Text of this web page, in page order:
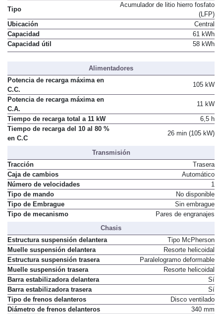
Tipo
Acumulador de litio hierro fosfato
(LFP)
Ubicación
Central
Capacidad
61 kWh
Capacidad útil
58 kWh
Alimentadores
Potencia de recarga máxima en
C.C.
105 kW
Potencia de recarga máxima en
C.A.
11 kW
Tiempo de recarga total a 11 kW
6,5 h
Tiempo de recarga del 10 al 80 %
en C.C
26 min (105 kW)
Transmisión
Tracción
Trasera
Caja de cambios
Automático
Número de velocidades
1
Tipo de mando
No disponible
Tipo de Embrague
Sin embrague
Tipo de mecanismo
Pares de engranajes
Chasis
Estructura suspensión delantera
Tipo McPherson
Muelle suspensión delantera
Resorte helicoidal
Estructura suspensión trasera
Paralelogramo deformable
Muelle suspensión trasera
Resorte helicoidal
Barra estabilizadora delantera
Sí
Barra estabilizadora trasera
Sí
Tipo de frenos delanteros
Disco ventilado
Diámetro de frenos delanteros
340 mm